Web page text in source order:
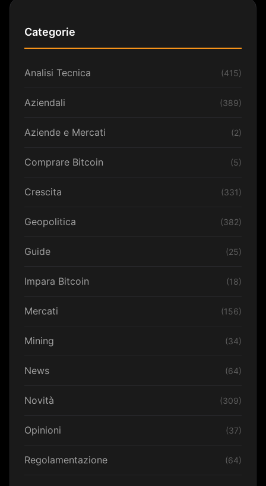
Categorie
Analisi Tecnica (415)
Aziendali (389)
Aziende e Mercati (2)
Comprare Bitcoin (5)
Crescita (331)
Geopolitica (382)
Guide (25)
Impara Bitcoin (18)
Mercati (156)
Mining (34)
News (64)
Novità (309)
Opinioni (37)
Regolamentazione (64)